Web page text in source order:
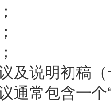
及说明初稿
通常包含一